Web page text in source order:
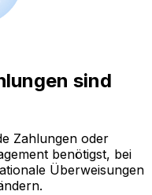
sind
Zahlungen oder
benötigst, bei
Überweisungen